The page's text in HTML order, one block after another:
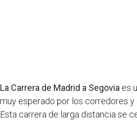
La Carrera de Madrid a Segovia es
muy esperado por los corredores y
Esta carrera de larga distancia se